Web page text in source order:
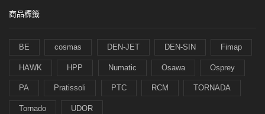
商品標籤
BE cosmas DEN-JET DEN-SIN Fimap
HAWK HPP Numatic Osawa Osprey
PA Pratissoli PTC RCM TORNADA
Tornado UDOR